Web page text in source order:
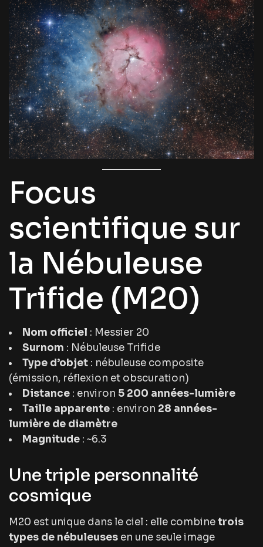
Focus
scientifique sur
la Nébuleuse
Trifide (M20)
Nom officiel : Messier 20
Surnom : Nébuleuse Trifide
Type d’objet : nébuleuse composite
(émission, réflexion et obscuration)
Distance : environ 5 200 années-lumière
Taille apparente : environ 28 années-
lumière de diamètre
Magnitude : ~6.3
Une triple personnalité
cosmique
M20 est unique dans le ciel : elle combinetrois
types de nébuleuses en une seule image